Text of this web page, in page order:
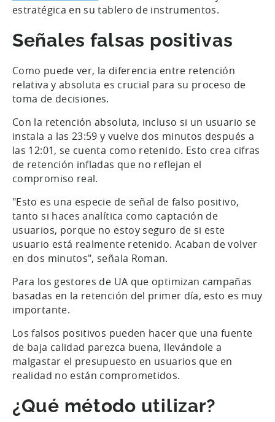
estratégica en su tablero de instrumentos.
Señales falsas positivas
Como puede ver, la diferencia entre retención
relativa y absoluta es crucial para su proceso de
toma de decisiones.
Con la retención absoluta, incluso si un usuario se
instala a las 23:59 y vuelve dos minutos después a
las 12:01, se cuenta como retenido. Esto crea cifras
de retención infladas que no reflejan el
compromiso real.
"Esto es una especie de señal de falso positivo,
tanto si haces analítica como captación de
usuarios, porque no estoy seguro de si este
usuario está realmente retenido. Acaban de volver
en dos minutos", señala Roman.
Para los gestores de UA que optimizan campañas
basadas en la retención del primer día, esto es muy
importante.
Los falsos positivos pueden hacer que una fuente
de baja calidad parezca buena, llevándole a
malgastar el presupuesto en usuarios que en
realidad no están comprometidos.
¿Qué método utilizar?